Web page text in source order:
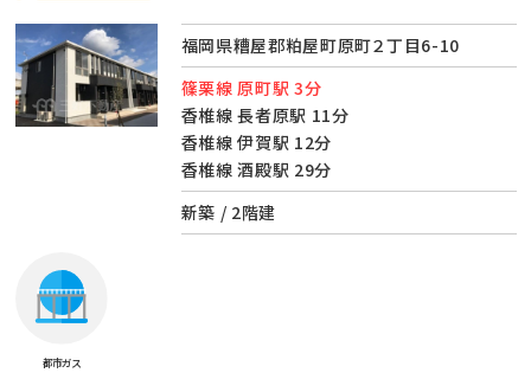
福岡県糟屋郡粕屋町原町２丁目6-10
篠栗線 原町駅 3分
香椎線 長者原駅 11分
香椎線 伊賀駅 12分
香椎線 酒殿駅 29分
新築 / 2階建
都市ガス